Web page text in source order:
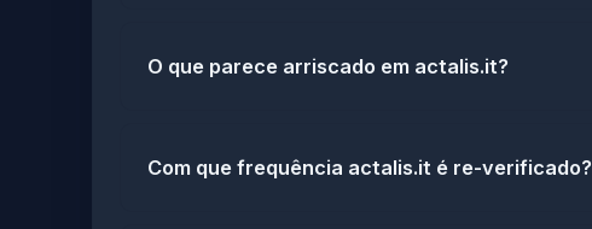
O que parece arriscado em actalis.it?
Com que frequência actalis.it é re-verificado?